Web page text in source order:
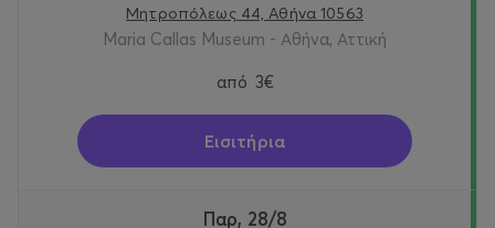
Μητροπόλεως 44, Αθήνα 10563
Maria Callas Museum - Αθήνα, Αττική
από 3€
Εισιτήρια
Παρ, 28/8